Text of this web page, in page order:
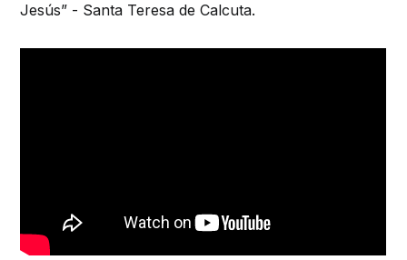
Jesús” - Santa Teresa de Calcuta.